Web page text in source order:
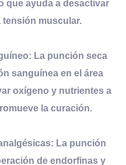
que ayuda a desactivar
muscular.
La punción seca
sanguínea en el área
oxígeno y nutrientes a
la curación.
La punción
de endorfinas y